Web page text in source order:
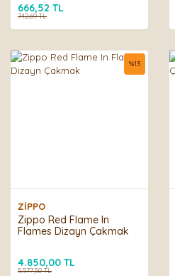
666,52 TL
742,69 TL
ZİPPO
Zippo Red Flame In
Flames Dizayn Çakmak
%13
4.850,00 TL
5.577,50 TL